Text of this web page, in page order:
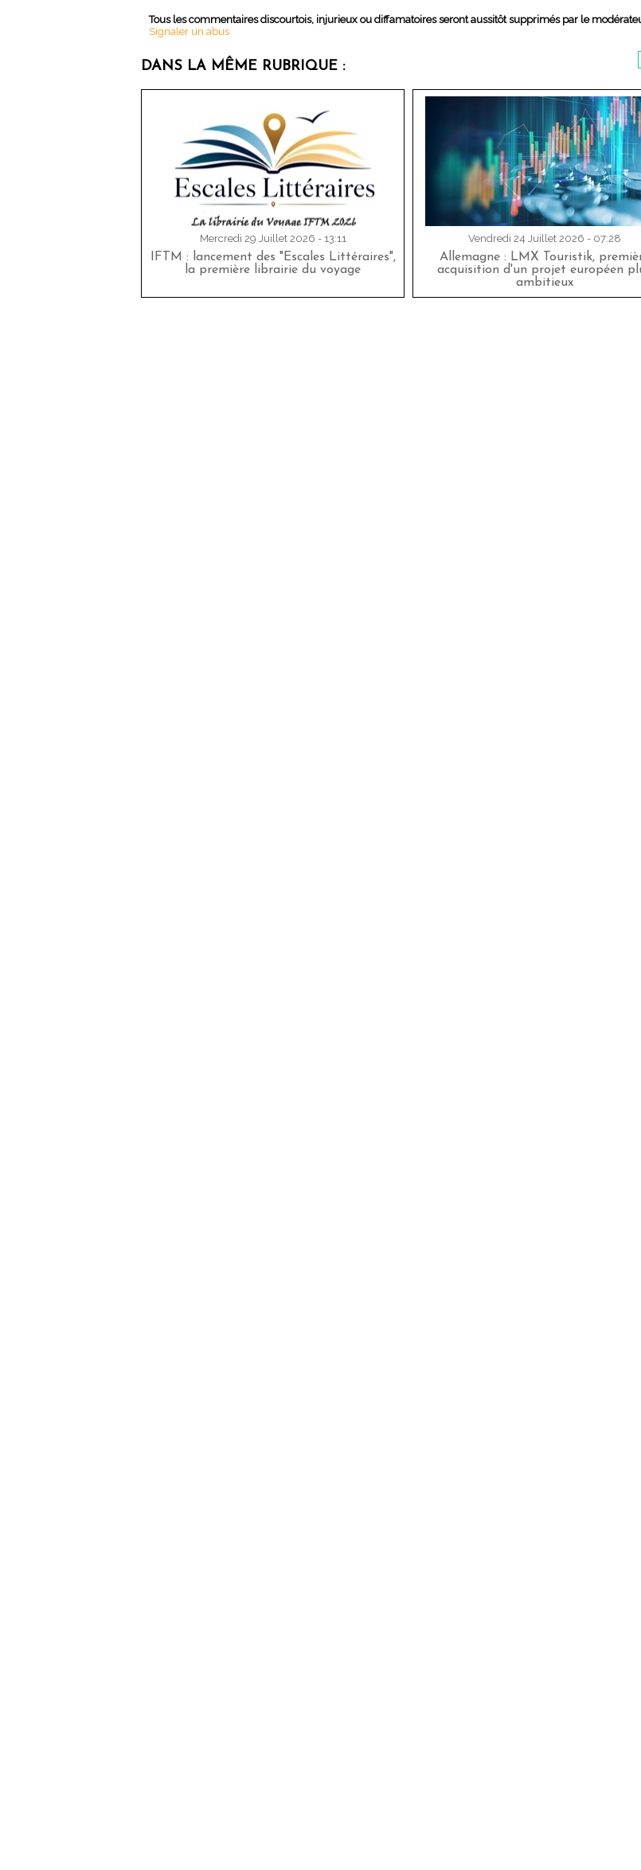
Tous les commentaires discourtois, injurieux ou diffamatoires seront aussitôt supprimés par le
Signaler un abus
DANS LA MÊME RUBRIQUE :
Mercredi 29 Juillet 2026 - 13:11
IFTM : lancement des "Escales Littéraires",
la première librairie du voyage
Vendredi 24 Juillet 2026 - 07:28
Allemagne : LMX Touristik,
acquisition d'un projet européen
ambitieux